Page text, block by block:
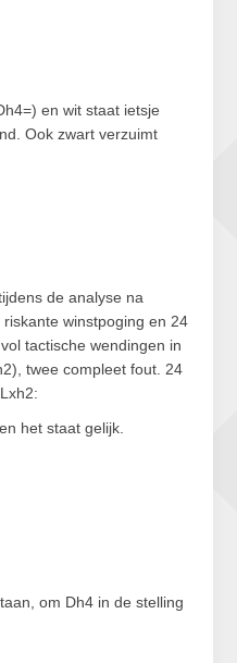
en wit staat ietsje
Ook zwart verzuimt
de analyse na
winstpoging en 24
tactische wendingen in
twee compleet fout. 24
het staat gelijk.
om Dh4 in de stelling